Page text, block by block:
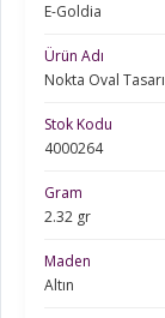
E-Goldia
Ürün Adı
Nokta Oval
Stok Kodu
4000264
Gram
2.32 gr
Maden
Altın